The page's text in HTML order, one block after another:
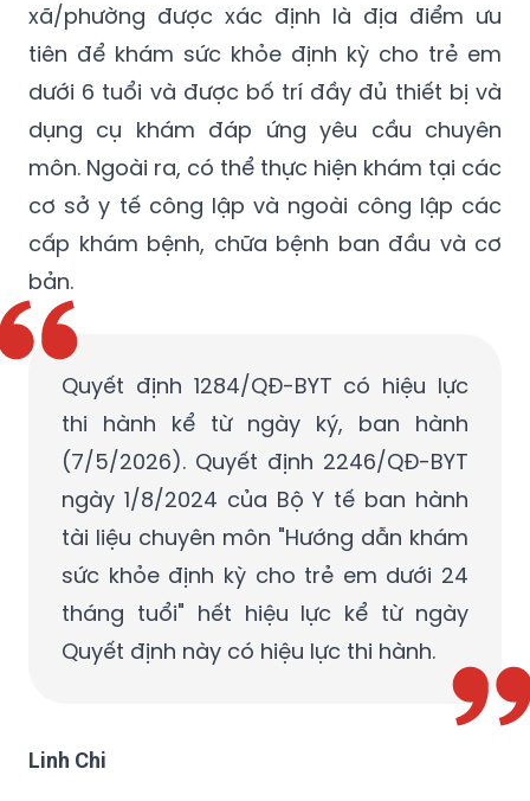
xã/phường được xác định là địa điểm ưu
tiên để khám sức khỏe định kỳ cho trẻ em
dưới 6 tuổi và được bố trí đầy đủ thiết bị và
dụng cụ khám đáp ứng yêu cầu chuyên
môn. Ngoài ra, có thể thực hiện khám tại các
cơ sở y tế công lập và ngoài công lập các
cấp khám bệnh, chữa bệnh ban đầu và cơ
bản.
Quyết định 1284/QĐ-BYT có hiệu lực
thi hành kể từ ngày ký, ban hành
(7/5/2026). Quyết định 2246/QĐ-BYT
ngày 1/8/2024 của Bộ Y tế ban hành
tài liệu chuyên môn "Hướng dẫn khám
sức khỏe định kỳ cho trẻ em dưới 24
tháng tuổi" hết hiệu lực kể từ ngày
Quyết định này có hiệu lực thi hành.
Linh Chi